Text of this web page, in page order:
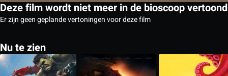
Deze film wordt niet meer in de bioscoop vertoond
Er zijn geen geplande vertoningen voor deze film
Nu te zien